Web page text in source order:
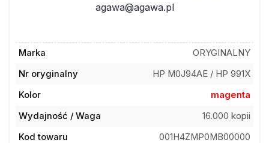
agawa@agawa.pl
Marka
ORYGINALNY
Nr oryginalny
HP M0J94AE / HP 991X
Kolor
magenta
Wydajność / Waga
16.000 kopii
Kod towaru
001H4ZMP0MB00000